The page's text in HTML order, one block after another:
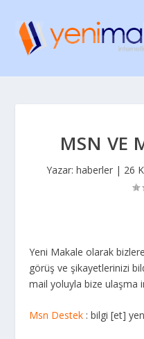
MSN VE
Yazar: haberler| 26
Yeni Makale olarak
görüş ve şikayetlerinizi
mail yoluyla bize ulaşma
Msn Destek : bilgi [et]